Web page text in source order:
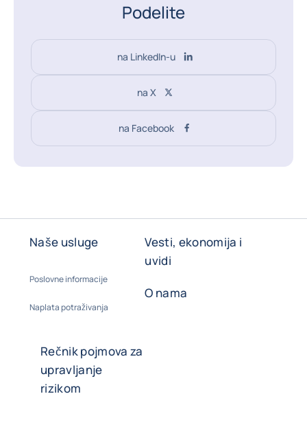
Podelite
na LinkedIn-u
na X
na Facebook
Naše usluge
Poslovne informacije
Naplata potraživanja
Vesti, ekonomija i
uvidi
O nama
Rečnik pojmova za
upravljanje
rizikom